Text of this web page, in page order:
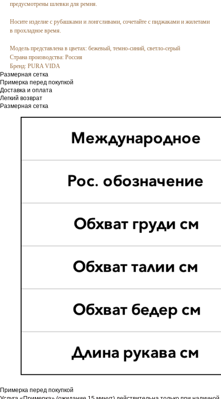
предусмотрены шлевки для ремня.
Носите изделие с рубашками и лонгсливами, сочетайте с пиджаками и жилетами
в прохладное время.
Модель представлена в цветах: бежевый, темно-синий, светло-серый
Страна производства: Россия
Бренд: PURA VIDA
Размерная сетка
Примерка перед покупкой
Доставка и оплата
Легкий возврат
Размерная сетка
Примерка перед покупкой